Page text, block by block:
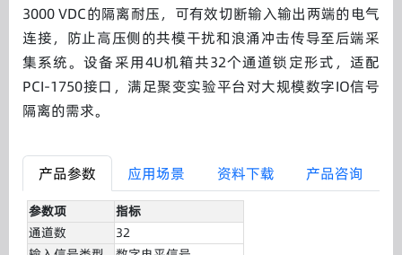
3000 VDC的隔离耐压，可有效切断输入输出两端的电气
连接，防止高压侧的共模干扰和浪涌冲击传导至后端采
集系统。设备采用4U机箱共32个通道锁定形式，适配
PCI-1750接口，满足聚变实验平台对大规模数字IO信号
隔离的需求。
产品参数 应用场景 资料下载 产品咨询
参数项
指标
通道数
32